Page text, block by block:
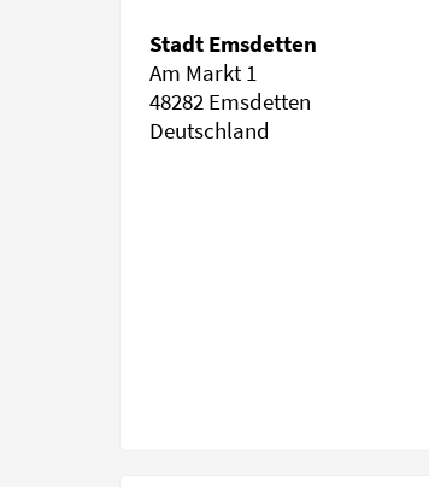
Stadt Emsdetten
Am Markt 1
48282 Emsdetten
Deutschland